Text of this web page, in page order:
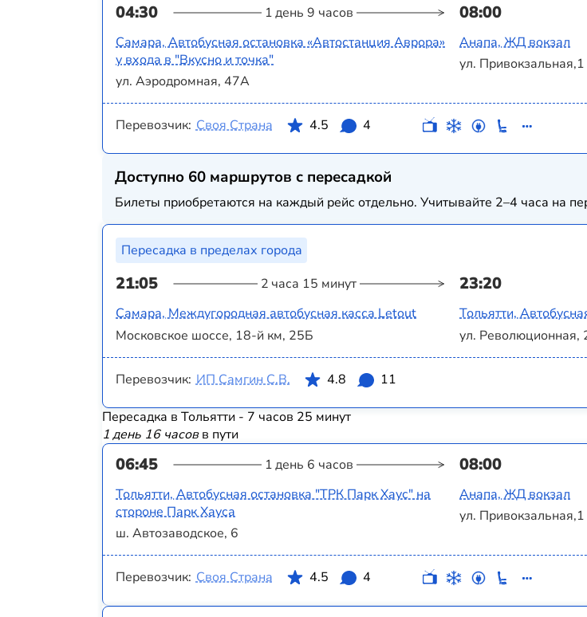
04:30 1 день 9 часов 08:00
Самара, Автобусная остановка «Автостанция Аврора»
у входа в "Вкусно и точка"
ул. Аэродромная, 47А
Анапа, ЖД вокзал
ул. Привокзальная,1
Перевозчик: Своя Страна 4.5 4
Доступно 60 маршрутов с пересадкой
Билеты приобретаются на каждый рейс отдельно. Учитывайте 2–4 часа на
Пересадка в пределах города
21:05 2 часа 15 минут 23:20
Самара, Междугородная автобусная касса Letout
Московское шоссе, 18-й км, 25Б
Тольятти,
ул. Революционная,
Перевозчик: ИП Самгин С.В. 4.8 11
Пересадка в Тольятти - 7 часов 25 минут
1 день 16 часовв пути
06:45 1 день 6 часов 08:00
Тольятти, Автобусная остановка "ТРК Парк Хаус" на
стороне Парк Хауса
ш. Автозаводское, 6
Анапа, ЖД вокзал
ул. Привокзальная,1
Перевозчик: Своя Страна 4.5 4